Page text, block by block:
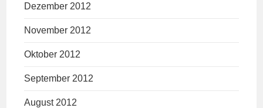
Dezember 2012
November 2012
Oktober 2012
September 2012
August 2012